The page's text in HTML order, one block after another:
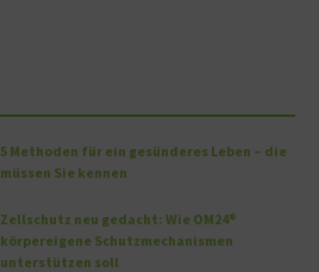
5 Methoden für ein gesünderes Leben – die
müssen Sie kennen
Zellschutz neu gedacht: Wie OM24®
körpereigene Schutzmechanismen
unterstützen soll